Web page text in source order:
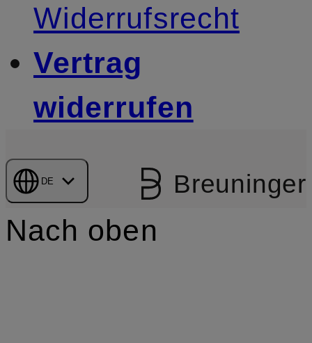
Widerrufsrecht
Vertrag
widerrufen
DE Breuninger
Nach oben